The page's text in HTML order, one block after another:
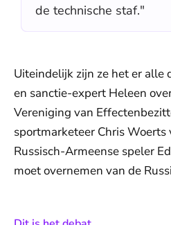
de technische staf."
Uiteindelijk zijn ze het er alle
en sanctie-expert Heleen
Vereniging van
sportmarketeer Chris
Russisch-Armeense speler
moet overnemen van de